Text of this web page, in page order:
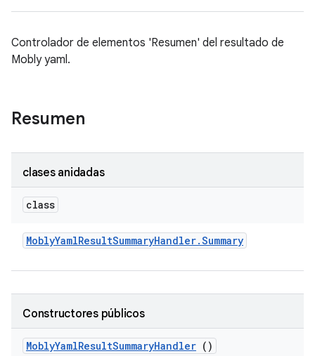
Controlador de elementos 'Resumen' del resultado de
Mobly yaml.
Resumen
clases anidadas
class
MoblyYamlResultSummaryHandler.Summary
Constructores públicos
MoblyYamlResultSummaryHandler ()